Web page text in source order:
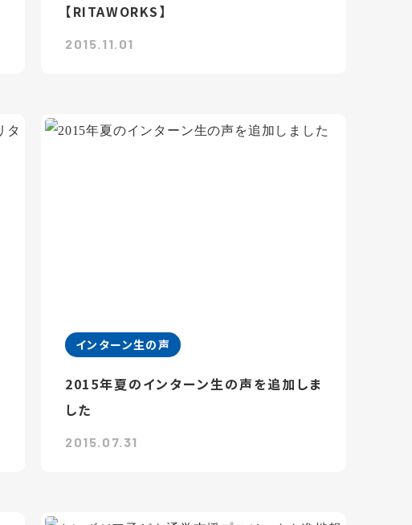
【RITAWORKS】
2015.11.01
インターン生の声
2015年夏のインターン生の声を追加しま
した
2015.07.31